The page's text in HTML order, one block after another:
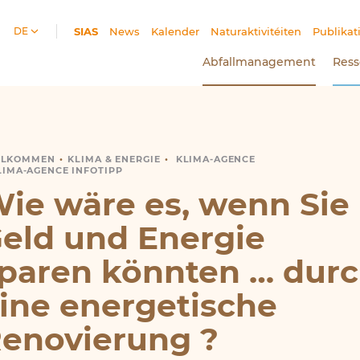
DE SIAS(Aktueller Bereich)
News Kalender Naturaktivitéiten
Abfallmanagement
KLIMA & ENERGIE
KLIMA-AGENCE
AGENCE INFOTIPP
RENOVIERUNG
wäre es, wenn Sie
und Energie
könnten …
energetische
?